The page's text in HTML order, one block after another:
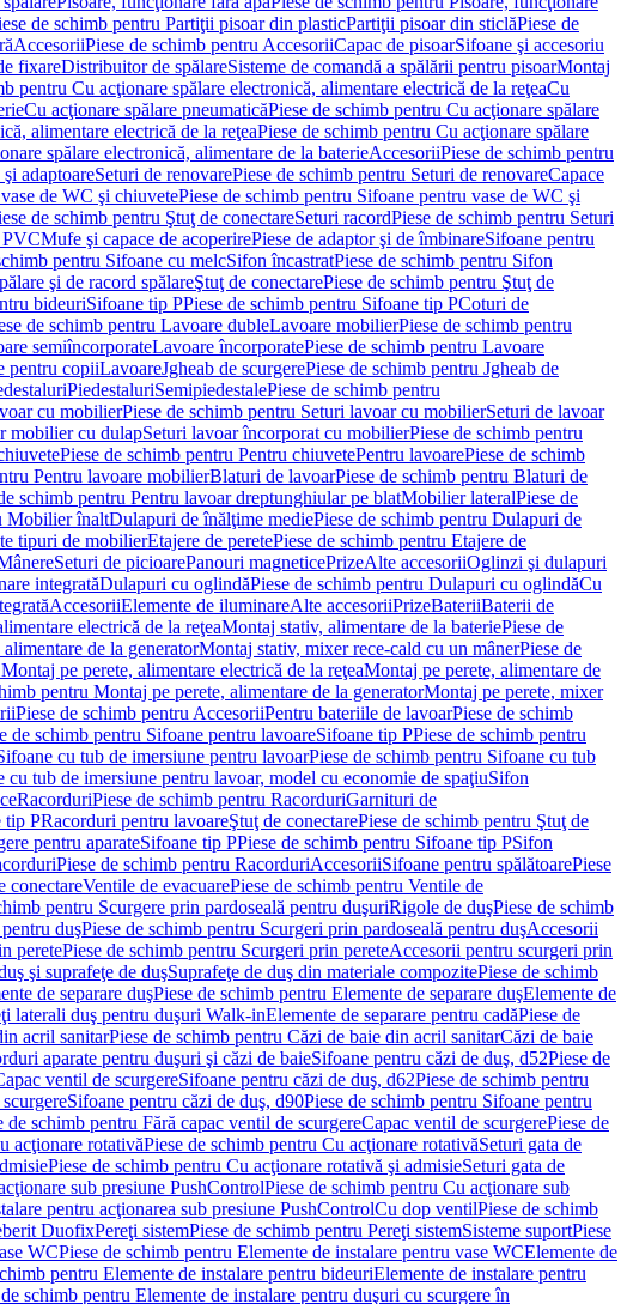
de schimb pentru Partiţii pisoar din plasticPartiţii pisoar din sticlăPiese de
AccesoriiPiese de schimb pentru AccesoriiCapac de pisoarSifoane şi accesoriu
fixareDistribuitor de spălareSisteme de comandă a spălării pentru pisoarMontaj
pentru Cu acţionare spălare electronică, alimentare electrică de la reţeaCu
Cu acţionare spălare pneumaticăPiese de schimb pentru Cu acţionare spălare
alimentare electrică de la reţeaPiese de schimb pentru Cu acţionare spălare
spălare electronică, alimentare de la baterieAccesoriiPiese de schimb pentru
adaptoareSeturi de renovarePiese de schimb pentru Seturi de renovareCapace
de WC şi chiuvetePiese de schimb pentru Sifoane pentru vase de WC şi
de schimb pentru Ştuţ de conectareSeturi racordPiese de schimb pentru Seturi
PVCMufe şi capace de acoperirePiese de adaptor şi de îmbinareSifoane pentru
pentru Sifoane cu melcSifon încastratPiese de schimb pentru Sifon
şi de racord spălareŞtuţ de conectarePiese de schimb pentru Ştuţ de
bideuriSifoane tip PPiese de schimb pentru Sifoane tip PCoturi de
de schimb pentru Lavoare dubleLavoare mobilierPiese de schimb pentru
semiîncorporateLavoare încorporatePiese de schimb pentru Lavoare
pentru copiiLavoareJgheab de scurgerePiese de schimb pentru Jgheab de
PiedestaluriSemipiedestalePiese de schimb pentru
cu mobilierPiese de schimb pentru Seturi lavoar cu mobilierSeturi de lavoar
mobilier cu dulapSeturi lavoar încorporat cu mobilierPiese de schimb pentru
Piese de schimb pentru Pentru chiuvetePentru lavoarePiese de schimb
Pentru lavoare mobilierBlaturi de lavoarPiese de schimb pentru Blaturi de
schimb pentru Pentru lavoar dreptunghiular pe blatMobilier lateralPiese de
Mobilier înaltDulapuri de înălţime mediePiese de schimb pentru Dulapuri de
tipuri de mobilierEtajere de peretePiese de schimb pentru Etajere de
Seturi de picioarePanouri magneticePrizeAlte accesoriiOglinzi şi dulapuri
integratăDulapuri cu oglindăPiese de schimb pentru Dulapuri cu oglindăCu
AccesoriiElemente de iluminareAlte accesoriiPrizeBateriiBaterii de
electrică de la reţeaMontaj stativ, alimentare de la bateriePiese de
de la generatorMontaj stativ, mixer rece-cald cu un mânerPiese de
pe perete, alimentare electrică de la reţeaMontaj pe perete, alimentare de
pentru Montaj pe perete, alimentare de la generatorMontaj pe perete, mixer
Piese de schimb pentru AccesoriiPentru bateriile de lavoarPiese de schimb
de schimb pentru Sifoane pentru lavoareSifoane tip PPiese de schimb pentru
cu tub de imersiune pentru lavoarPiese de schimb pentru Sifoane cu tub
cu tub de imersiune pentru lavoar, model cu economie de spaţiuSifon
RacorduriPiese de schimb pentru RacorduriGarnituri de
tip PRacorduri pentru lavoareŞtuţ de conectarePiese de schimb pentru Ştuţ de
pentru aparateSifoane tip PPiese de schimb pentru Sifoane tip PSifon
Piese de schimb pentru RacorduriAccesoriiSifoane pentru spălătoarePiese
conectareVentile de evacuarePiese de schimb pentru Ventile de
pentru Scurgere prin pardoseală pentru duşuriRigole de duşPiese de schimb
duşPiese de schimb pentru Scurgeri prin pardoseală pentru duşAccesorii
peretePiese de schimb pentru Scurgeri prin pereteAccesorii pentru scurgeri prin
şi suprafeţe de duşSuprafeţe de duş din materiale compozitePiese de schimb
de separare duşPiese de schimb pentru Elemente de separare duşElemente de
laterali duş pentru duşuri Walk-inElemente de separare pentru cadăPiese de
acril sanitarPiese de schimb pentru Căzi de baie din acril sanitarCăzi de baie
aparate pentru duşuri şi căzi de baieSifoane pentru căzi de duş, d52Piese de
ventil de scurgereSifoane pentru căzi de duş, d62Piese de schimb pentru
Sifoane pentru căzi de duş, d90Piese de schimb pentru Sifoane pentru
de schimb pentru Fără capac ventil de scurgereCapac ventil de scurgerePiese de
acţionare rotativăPiese de schimb pentru Cu acţionare rotativăSeturi gata de
Piese de schimb pentru Cu acţionare rotativă şi admisieSeturi gata de
sub presiune PushControlPiese de schimb pentru Cu acţionare sub
pentru acţionarea sub presiune PushControlCu dop ventilPiese de schimb
DuofixPereţi sistemPiese de schimb pentru Pereţi sistemSisteme suportPiese
WCPiese de schimb pentru Elemente de instalare pentru vase WCElemente de
pentru Elemente de instalare pentru bideuriElemente de instalare pentru
schimb pentru Elemente de instalare pentru duşuri cu scurgere în